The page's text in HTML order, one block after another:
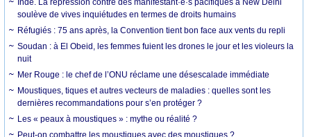
Inde. La répression contre des manifestant·e·s pacifiques à New Delhi
soulève de vives inquiétudes en termes de droits humains
Réfugiés : 75 ans après, la Convention tient bon face aux vents du repli
Soudan : à El Obeid, les femmes fuient les drones le jour et les violeurs la
nuit
Mer Rouge : le chef de l’ONU réclame une désescalade immédiate
Moustiques, tiques et autres vecteurs de maladies : quelles sont les
dernières recommandations pour s’en protéger ?
Les « peaux à moustiques » : mythe ou réalité ?
Peut-on combattre les moustiques avec des moustiques ?